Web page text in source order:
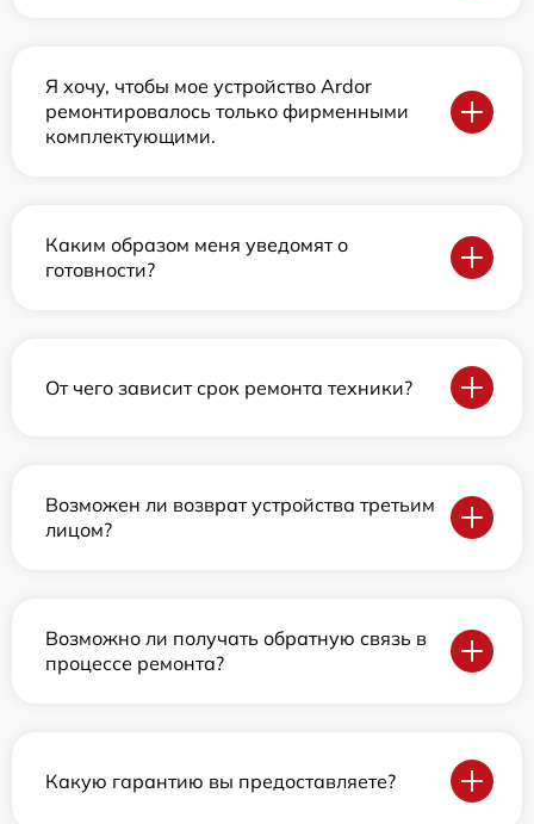
Я хочу, чтобы мое устройство Ardor
ремонтировалось только фирменными
комплектующими.
Каким образом меня уведомят о
готовности?
От чего зависит срок ремонта техники?
Возможен ли возврат устройства третьим
лицом?
Возможно ли получать обратную связь в
процессе ремонта?
Какую гарантию вы предоставляете?